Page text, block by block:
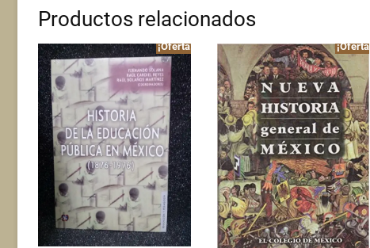
Productos relacionados
¡Oferta! ¡Oferta!